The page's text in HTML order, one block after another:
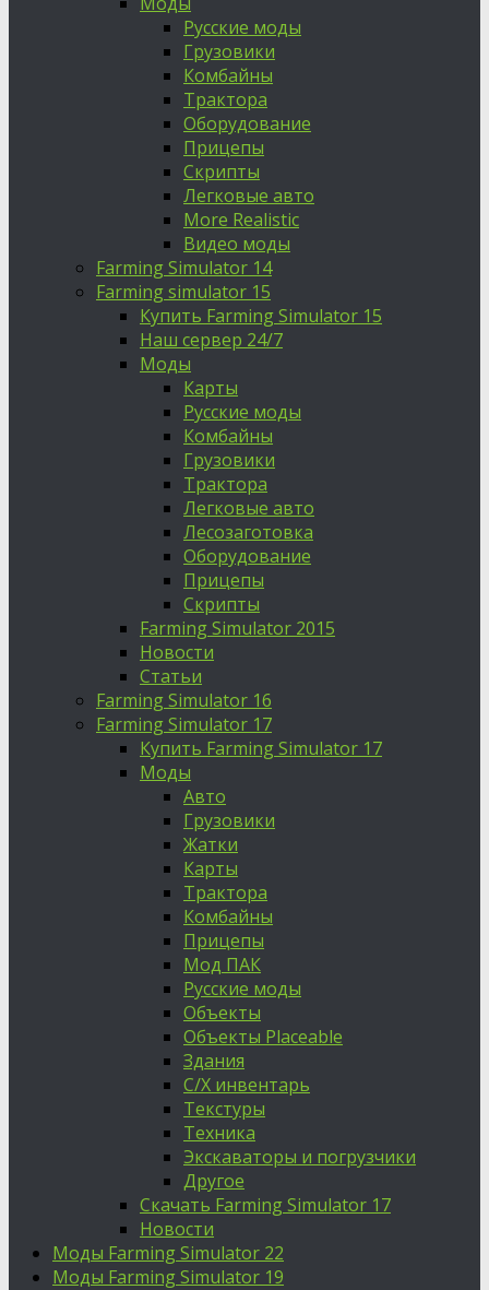
Русские моды
Грузовики
Комбайны
Трактора
Оборудование
Прицепы
Скрипты
Легковые авто
More Realistic
Видео моды
Farming Simulator 14
Farming simulator 15
Купить Farming Simulator 15
Наш сервер 24/7
Моды
Карты
Русские моды
Комбайны
Грузовики
Трактора
Легковые авто
Лесозаготовка
Оборудование
Прицепы
Скрипты
Farming Simulator 2015
Новости
Статьи
Farming Simulator 16
Farming Simulator 17
Купить Farming Simulator 17
Моды
Авто
Грузовики
Жатки
Карты
Трактора
Комбайны
Прицепы
Мод ПАК
Русские моды
Объекты
Объекты Placeable
Здания
С/Х инвентарь
Текстуры
Техника
Экскаваторы и погрузчики
Другое
Скачать Farming Simulator 17
Новости
Моды Farming Simulator 22
Моды Farming Simulator 19